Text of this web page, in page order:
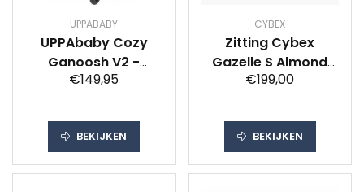
UPPABABY
UPPAbaby Cozy
Ganoosh V2 -
Emmett
€149,95
BEKIJKEN
CYBEX
Zitting Cybex
Gazelle S Almond
Beige/Beige
€199,00
BEKIJKEN